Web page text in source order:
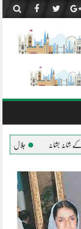
المصطفیٰ کی خیمہ بستیوں میں